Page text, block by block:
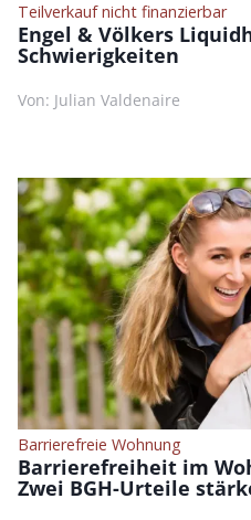
Teilverkauf nicht finanzierbar
Engel & Völkers
Schwierigkeiten
Von: Julian Valdenaire
Barrierefreie Wohnung
Barrierefreiheit im
Zwei BGH-Urteile